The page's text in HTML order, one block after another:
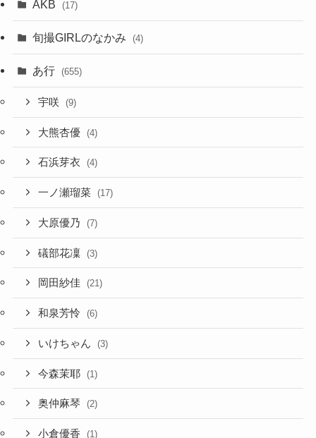
AKB (17)
旬撮GIRLのなかみ (4)
あ行 (655)
宇咲 (9)
大熊杏優 (4)
石浜芽衣 (4)
一ノ瀬瑠菜 (17)
大原優乃 (7)
礒部花凜 (3)
岡田紗佳 (21)
和泉芳怜 (6)
いけちゃん (3)
今森茉耶 (1)
奥仲麻琴 (2)
小倉優香 (1)